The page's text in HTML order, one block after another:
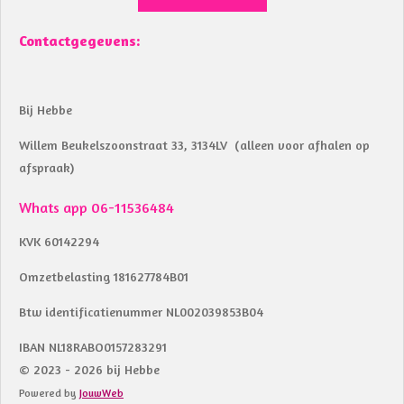
Contactgegevens:
Bij Hebbe
Willem Beukelszoonstraat 33, 3134LV (alleen voor afhalen op
afspraak)
Whats app 06-11536484
KVK 60142294
Omzetbelasting 181627784B01
Btw identificatienummer NL002039853B04
IBAN NL18RABO0157283291
© 2023 - 2026 bij Hebbe
Powered by JouwWeb